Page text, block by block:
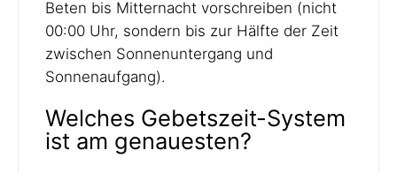
Beten bis Mitternacht vorschreiben (nicht
00:00 Uhr, sondern bis zur Hälfte der Zeit
zwischen Sonnenuntergang und
Sonnenaufgang).
Welches Gebetszeit-System
ist am genauesten?